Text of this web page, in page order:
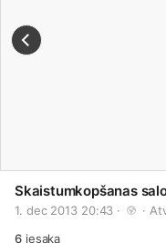
Skaistumkopšanas
1. dec 2013 20:43 · ·
6iesaka